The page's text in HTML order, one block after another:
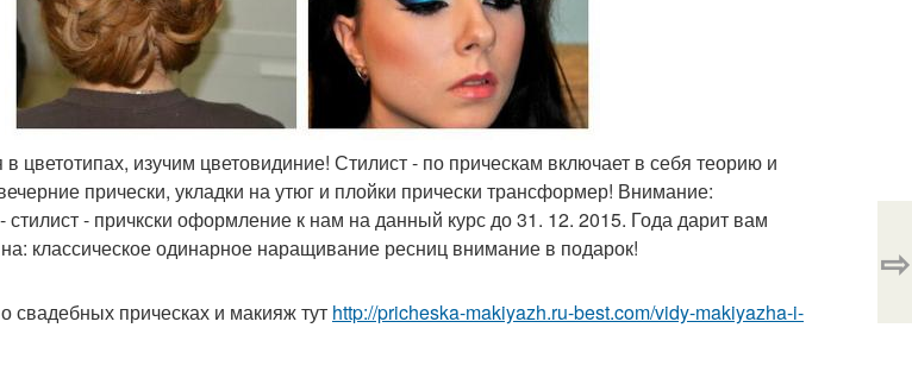
цветотипах, изучим цветовидиние! Стилист - по прическам включает в себя теорию и
прически, укладки на утюг и плойки прически трансформер! Внимание:
стилист - причкски оформление к нам на данный курс до 31. 12. 2015. Года дарит вам
классическое одинарное наращивание ресниц внимание в подарок!
свадебных прическах и макияж тут http://pricheska-makiyazh.ru-best.com/vidy-makiyazha-i-
⇨